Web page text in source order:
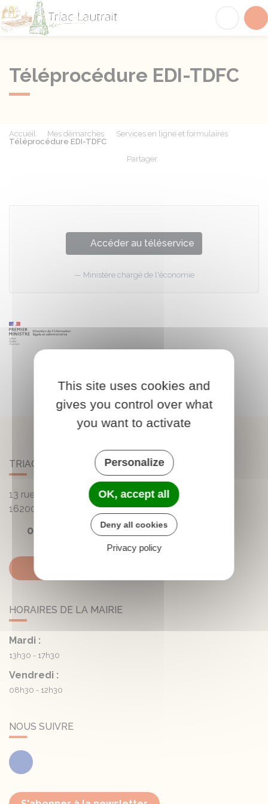
Téléprocédure EDI-TDFC
Accueil Mes démarches
Services en ligne et formulaires
Téléprocédure EDI-TDFC
Partager
Accéder au téléservice
Ministère chargé de l'économie
TRIAC-LAUTRAIT
13 rue de la Mairie - Lautrait
16200
Triac-Lautrait
05 45 81 05 41
HORAIRES DE LA MAIRIE
Mardi :
13h30 - 17h30
Vendredi :
08h30 - 12h30
NOUS SUIVRE
Facebook
This site uses cookies and
gives you control over what
you want to activate
Personalize
OK, accept all
Deny all cookies
Privacy policy